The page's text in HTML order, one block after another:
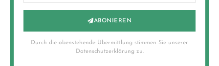
ABONIEREN
Durch die obenstehende Übermittlung stimmen Sie unserer
Datenschutzerklärung zu.